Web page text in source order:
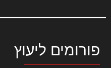
פורומים ליעוץ